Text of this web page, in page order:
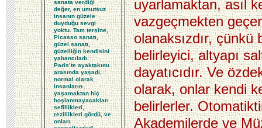
sanata verdiği
değer, en umutsuz
insanın güzele
duyduğu sevgi
yoktu. Tam tersine,
Picasso sanatı,
güzel sanatı,
güzelliğin kendisini
yabancıladı.
Paris’te ayaktakımı
arasında yaşadı,
normal olarak
insanların
yaşamaktan hiç
hoşlanmayacakları
sefillikleri,
rezillikleri gördü, ve
onları
uyarlamaktan, asıl
vazgeçmekten
olanaksızdır, çünkü
belirleyici, altyapı
dayatıcıdır. Ve
olarak, onlar kendi
belirlerler.
Akademilerde ve